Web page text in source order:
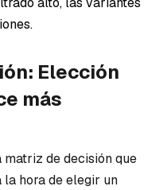
Elección
más
de decisión que
hora de elegir un